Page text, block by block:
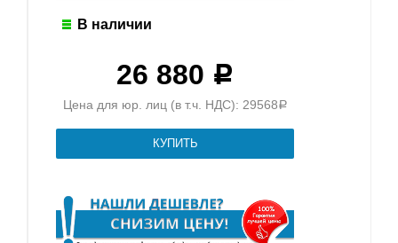
В наличии
26 880 Р
Цена для юр. лиц (в т.ч. НДС): 29568 Р